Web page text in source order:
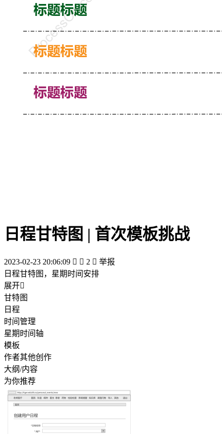
日程甘特图 | 首次模板挑战
2023-02-23 20:06:09   2  举报
日程甘特图，星期时间安排
展开
甘特图
日程
时间管理
星期时间轴
模板
作者其他创作
大纲/内容
为你推荐